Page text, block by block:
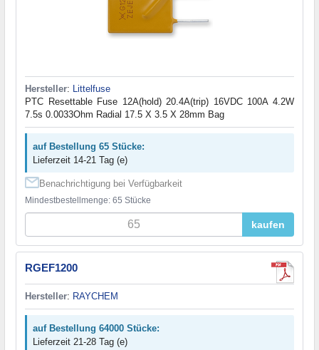
Hersteller: Littelfuse
PTC Resettable Fuse 12A(hold) 20.4A(trip) 16VDC 100A 4.2W
7.5s 0.0033Ohm Radial 17.5 X 3.5 X 28mm Bag
auf Bestellung 65 Stücke:
Lieferzeit 14-21 Tag (e)
Benachrichtigung bei Verfügbarkeit
Mindestbestellmenge: 65 Stücke
kaufen
RGEF1200
Hersteller: RAYCHEM
auf Bestellung 64000 Stücke:
Lieferzeit 21-28 Tag (e)